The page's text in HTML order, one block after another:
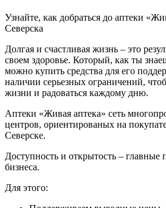
Узнайте, как добраться до аптеки
Северска
Долгая и счастливая жизнь – это
своем здоровье. Который, как ты
можно купить средства для его
наличии серьезных ограничений,
жизни и радоваться каждому дню.
Аптеки «Живая аптека» сеть
центров, ориентированых на
Северске.
Доступность и открытость –
бизнеса.
Для этого: